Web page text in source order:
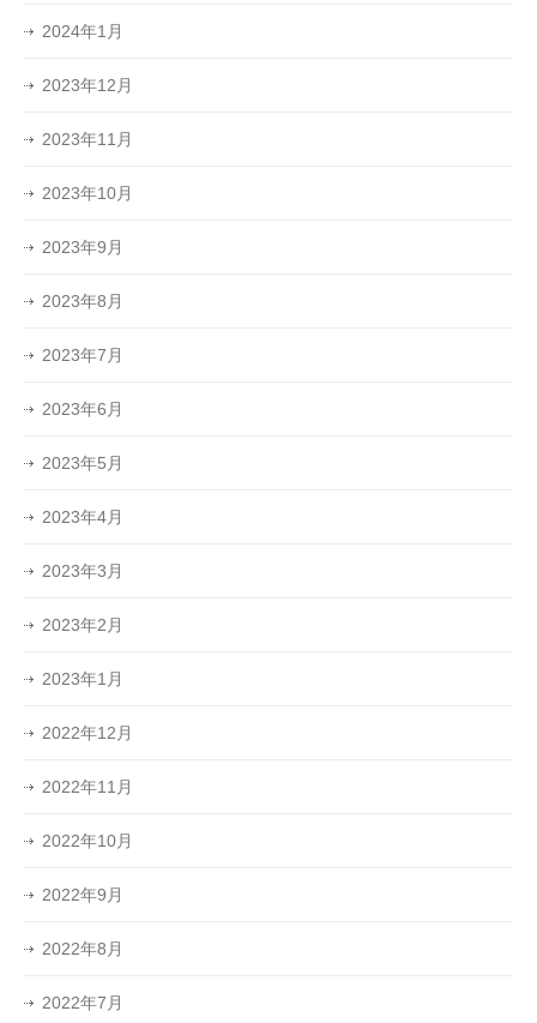
2024年1月
2023年12月
2023年11月
2023年10月
2023年9月
2023年8月
2023年7月
2023年6月
2023年5月
2023年4月
2023年3月
2023年2月
2023年1月
2022年12月
2022年11月
2022年10月
2022年9月
2022年8月
2022年7月